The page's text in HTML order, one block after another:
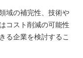
域の補完性、技術や
コスト削減の可能性
る企業を検討するこ